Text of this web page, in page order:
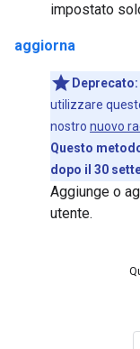
impostato
aggiorna
Deprecato:
utilizzare
nostro nuovo
Questo
dopo il 30
Aggiunge o
utente.